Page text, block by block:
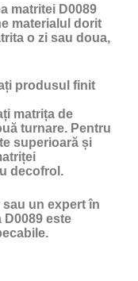
matritei D0089
materialul dorit
o zi sau doua,
produsul finit
matrița de
turnare. Pentru
superioară și
decofrol .
un expert în
D0089 este